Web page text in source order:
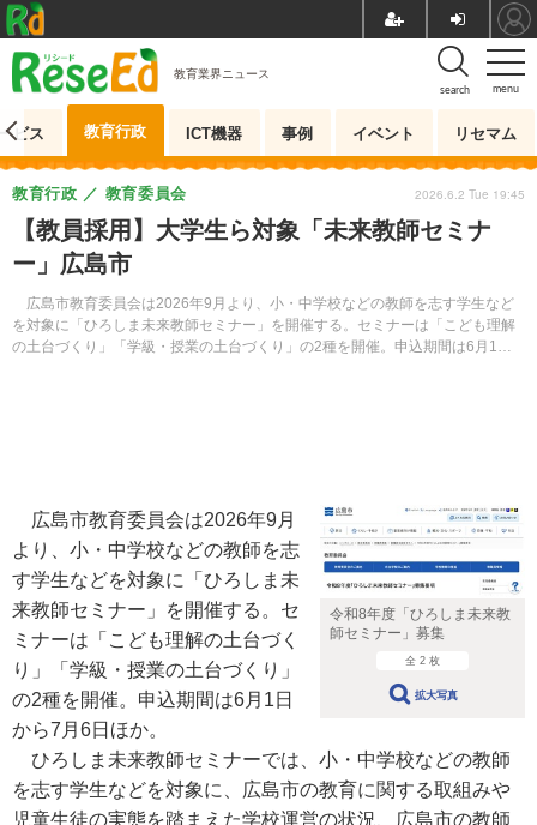
menu
search
教育業界ニュース
ビス 教育行政 ICT機器 事例 イベント リセマム
【教員採用】大学生ら対象「未来教師セミナ
ー」広島市
広島市教育委員会は2026年9月より、小・中学校などの教師を志す学生など
を対象に「ひろしま未来教師セミナー」を開催する。セミナーは「こども理解
の土台づくり」「学級・授業の土台づくり」の2種を開催。申込期間は6月1日
教育行政 教育委員会 2026.6.2 Tue 19:45
令和8年度「ひろしま未来教
師セミナー」募集
全 2 枚
拡大写真
広島市教育委員会は2026年9月
より、小・中学校などの教師を志
す学生などを対象に「ひろしま未
来教師セミナー」を開催する。セ
ミナーは「こども理解の土台づく
り」「学級・授業の土台づくり」
の2種を開催。申込期間は6月1日
から7月6日ほか。
ひろしま未来教師セミナーでは、小・中学校などの教師
を志す学生などを対象に、広島市の教育に関する取組みや
児童生徒の実態を踏まえた学校運営の状況、広島市の教師